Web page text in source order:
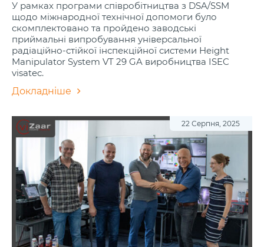
У рамках програми співробітництва з DSA/SSM
щодо міжнародної технічної допомоги було
скомплектовано та пройдено заводські
приймальні випробування універсальної
радіаційно-стійкої інспекційної системи Height
Manipulator System VT 29 GA виробництва ISEC
visatec.
Докладніше
22 Серпня, 2025